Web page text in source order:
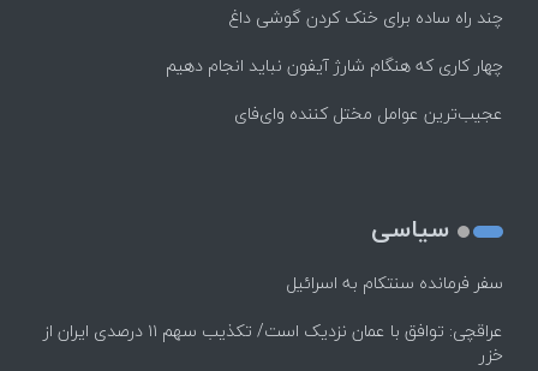
چند راه‌ ساده برای خنک کردن گوشی داغ
چهار کاری که هنگام شارژ آیفون نباید انجام دهیم
عجیب‌ترین عوامل مختل کننده وای‌فای
سیاسی
سفر فرمانده سنتکام به اسرائیل
عراقچی: توافق با عمان نزدیک است/ تکذیب سهم ۱۱ درصدی ایران از
خزر